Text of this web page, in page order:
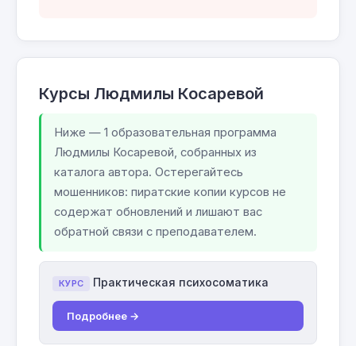
Курсы Людмилы Косаревой
Ниже — 1 образовательная программа
Людмилы Косаревой, собранных из
каталога автора. Остерегайтесь
мошенников: пиратские копии курсов не
содержат обновлений и лишают вас
обратной связи с преподавателем.
КУРС Практическая психосоматика
Подробнее →